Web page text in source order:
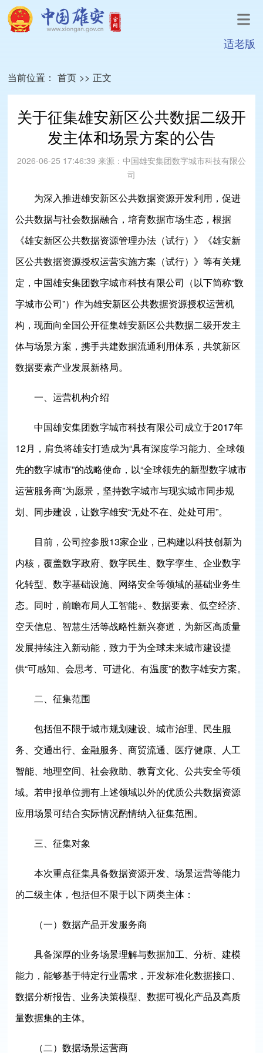
适老版
当前位置： 首页 >> 正文
关于征集雄安新区公共数据二级开
发主体和场景方案的公告
2026-06-25 17:46:39 来源： 中国雄安集团数字城市科技有限公
司
为深入推进雄安新区公共数据资源开发利用，促进
公共数据与社会数据融合，培育数据市场生态，根据
《雄安新区公共数据资源管理办法（试行）》《雄安新
区公共数据资源授权运营实施方案（试行）》等有关规
定，中国雄安集团数字城市科技有限公司（以下简称“数
字城市公司”）作为雄安新区公共数据资源授权运营机
构，现面向全国公开征集雄安新区公共数据二级开发主
体与场景方案，携手共建数据流通利用体系，共筑新区
数据要素产业发展新格局。
一、运营机构介绍
中国雄安集团数字城市科技有限公司成立于2017年
12月，肩负将雄安打造成为“具有深度学习能力、全球领
先的数字城市”的战略使命，以“全球领先的新型数字城市
运营服务商”为愿景，坚持数字城市与现实城市同步规
划、同步建设，让数字雄安“无处不在、处处可用”。
目前，公司控参股13家企业，已构建以科技创新为
内核，覆盖数字政府、数字民生、数字孪生、企业数字
化转型、数字基础设施、网络安全等领域的基础业务生
态。同时，前瞻布局人工智能+、数据要素、低空经济、
空天信息、智慧生活等战略性新兴赛道，为新区高质量
发展持续注入新动能，致力于为全球未来城市建设提
供“可感知、会思考、可进化、有温度”的数字雄安方案。
二、征集范围
包括但不限于城市规划建设、城市治理、民生服
务、交通出行、金融服务、商贸流通、医疗健康、人工
智能、地理空间、社会救助、教育文化、公共安全等领
域。若申报单位拥有上述领域以外的优质公共数据资源
应用场景可结合实际情况酌情纳入征集范围。
三、征集对象
本次重点征集具备数据资源开发、场景运营等能力
的二级主体，包括但不限于以下两类主体：
（一）数据产品开发服务商
具备深厚的业务场景理解与数据加工、分析、建模
能力，能够基于特定行业需求，开发标准化数据接口、
数据分析报告、业务决策模型、数据可视化产品及高质
量数据集的主体。
（二）数据场景运营商